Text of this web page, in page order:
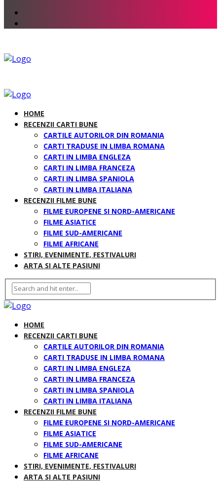
HOME
RECENZII CARTI BUNE
CARTILE AUTORILOR DIN ROMANIA
CARTI TRADUSE IN LIMBA ROMANA
CARTI IN LIMBA ENGLEZA
CARTI IN LIMBA FRANCEZA
CARTI IN LIMBA SPANIOLA
CARTI IN LIMBA ITALIANA
RECENZII FILME BUNE
FILME EUROPENE SI NORD-AMERICANE
FILME ASIATICE
FILME SUD-AMERICANE
FILME AFRICANE
STIRI, EVENIMENTE, FESTIVALURI
ARTA SI ALTE PASIUNI
HOME
RECENZII CARTI BUNE
CARTILE AUTORILOR DIN ROMANIA
CARTI TRADUSE IN LIMBA ROMANA
CARTI IN LIMBA ENGLEZA
CARTI IN LIMBA FRANCEZA
CARTI IN LIMBA SPANIOLA
CARTI IN LIMBA ITALIANA
RECENZII FILME BUNE
FILME EUROPENE SI NORD-AMERICANE
FILME ASIATICE
FILME SUD-AMERICANE
FILME AFRICANE
STIRI, EVENIMENTE, FESTIVALURI
ARTA SI ALTE PASIUNI